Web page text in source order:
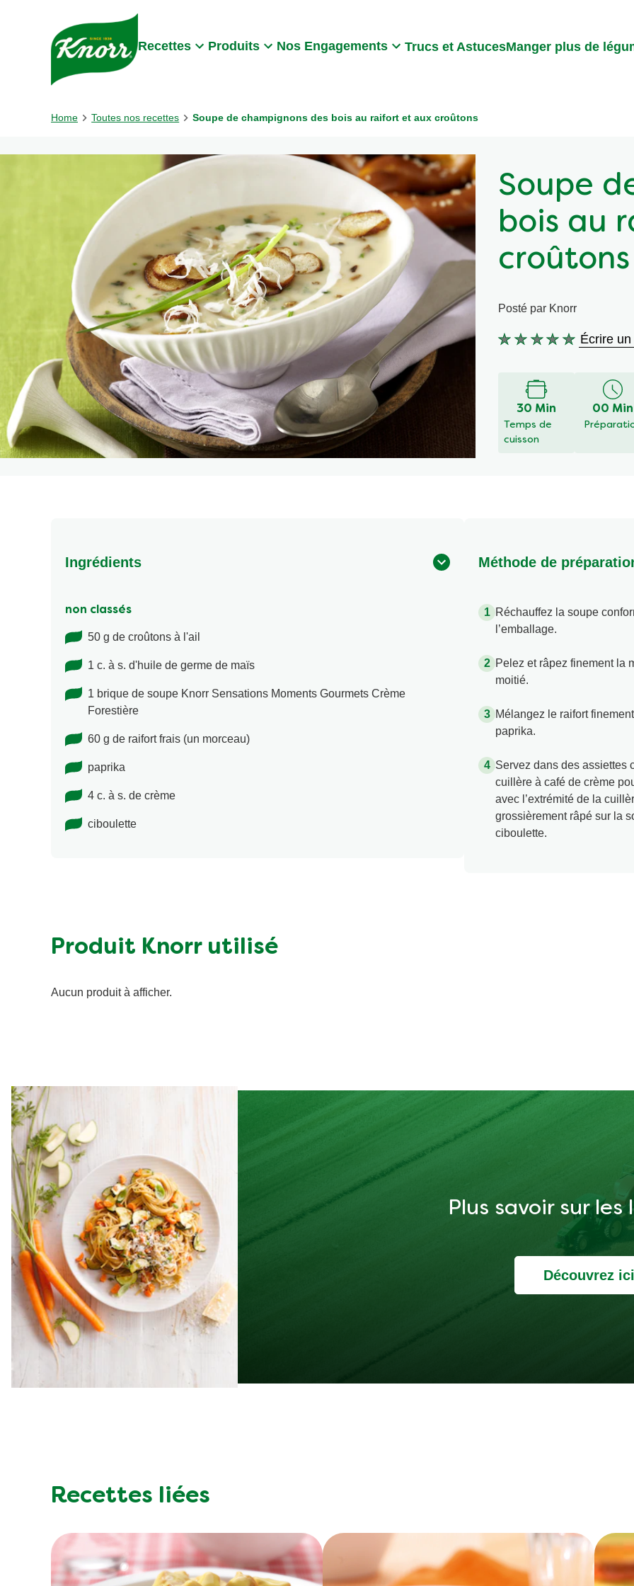
Skip to:
Recettes Produits Nos Engagements Trucs et AstucesManger plus de
Home Toutes nos recettes Soupe de champignons des bois au raifort et aux croûtons
Soupe
bois au
croûtons
Posté par Knorr
Aucune
recipe
Écrire
30 Min
Temps de
cuisson
00 Min
Ingrédients
non classés
50 g de croûtons à l'ail
1 c. à s. d'huile de germe de maïs
1 brique de soupe Knorr Sensations Moments Gourmets Crème
Forestière
60 g de raifort frais (un morceau)
paprika
4 c. à s. de crème
ciboulette
Méthode de
Réchauffez la soupe
l’emballage.
Pelez et râpez finement la
moitié.
Mélangez le raifort
paprika.
Servez dans des assiettes
cuillère à café de crème
avec l’extrémité de la
grossièrement râpé sur la
ciboulette.
Produit Knorr utilisé
Aucun produit à afficher.
Plus savoir sur les
Découvrez ici
Recettes liées